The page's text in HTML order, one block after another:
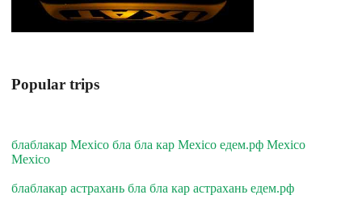
Popular trips
блаблакар Mexico бла бла кар Mexico едем.рф Mexico
Mexico
блаблакар астрахань бла бла кар астрахань едем.рф